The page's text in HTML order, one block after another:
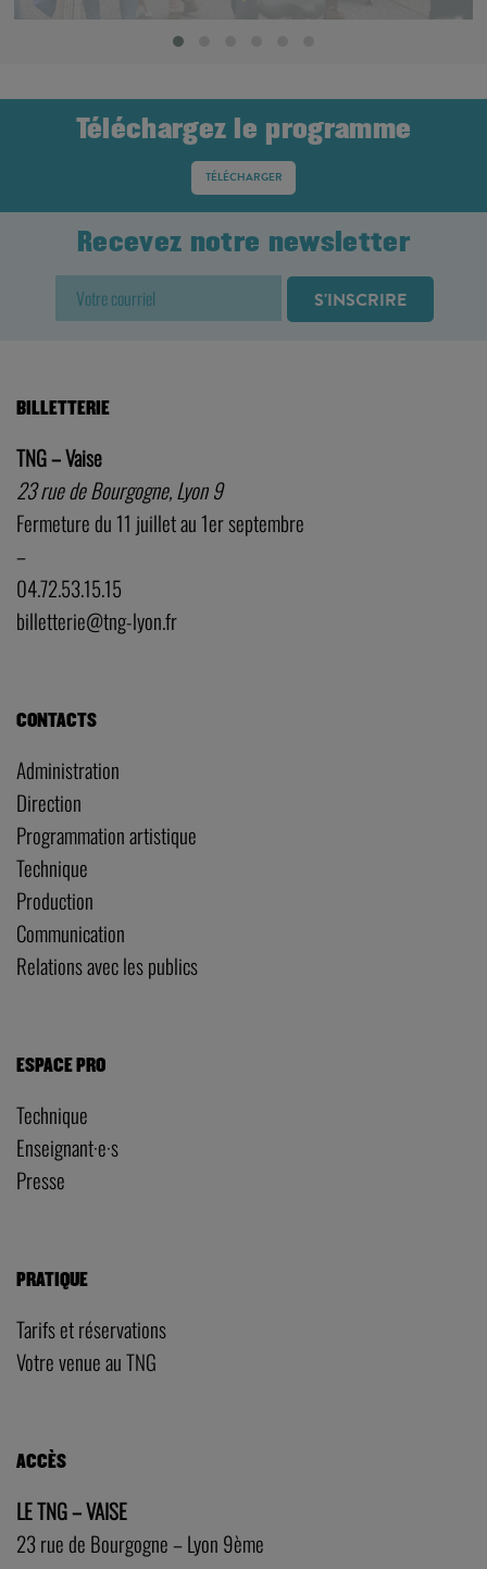
Téléchargez le programme
TÉLÉCHARGER
Recevez notre newsletter
BILLETTERIE
TNG – Vaise
23 rue de Bourgogne, Lyon 9
Fermeture du 11 juillet au 1er septembre
–
04.72.53.15.15
billetterie@tng-lyon.fr
CONTACTS
Administration
Direction
Programmation artistique
Technique
Production
Communication
Relations avec les publics
ESPACE PRO
Technique
Enseignant·e·s
Presse
PRATIQUE
Tarifs et réservations
Votre venue au TNG
ACCÈS
LE TNG – VAISE
23 rue de Bourgogne – Lyon 9ème